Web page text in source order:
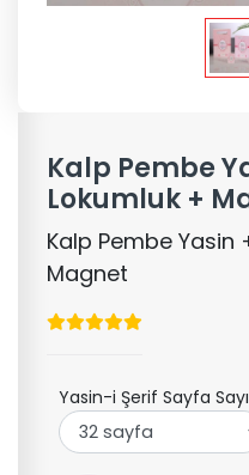
Kalp Pembe
Lokumluk +
Kalp Pembe Yasin
Magnet
Yasin-i Şerif Sayfa